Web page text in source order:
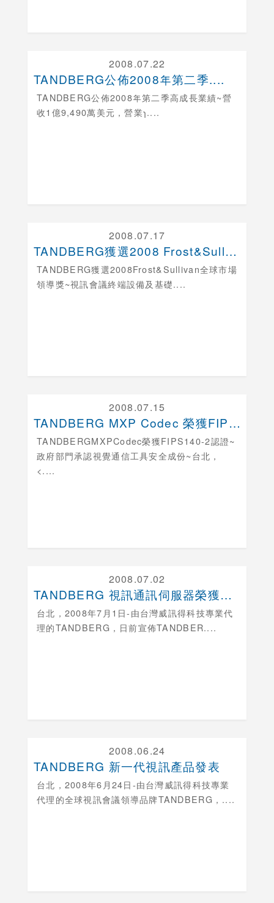
2008.07.22
TANDBERG公佈2008年第二季....
TANDBERG公佈2008年第二季高成長業績~營
收1億9,490萬美元，營業ɿ....
2008.07.17
TANDBERG獲選2008 Frost&Sull....
TANDBERG獲選2008Frost&Sullivan全球市場
領導獎~視訊會議終端設備及基礎....
2008.07.15
TANDBERG MXP Codec 榮獲FIPS....
TANDBERGMXPCodec榮獲FIPS140-2認證~
政府部門承認視覺通信工具安全成份~台北，
<....
2008.07.02
TANDBERG 視訊通訊伺服器榮獲最佳通訊解決方....
台北， 2008年7月1日-由台灣威訊得科技專業代
理的TANDBERG，日前宣佈TANDBER....
2008.06.24
TANDBERG 新一代視訊產品發表
台北， 2008年6月24日-由台灣威訊得科技專業
代理的全球視訊會議領導品牌TANDBERG，....